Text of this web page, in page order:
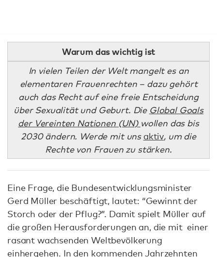
Warum das wichtig ist
In vielen Teilen der Welt mangelt es an
elementaren Frauenrechten – dazu gehört
auch das Recht auf eine freie Entscheidung
über Sexualität und Geburt. Die Global Goals
der Vereinten Nationen (UN) wollen das bis
2030 ändern. Werde mit uns aktiv, um die
Rechte von Frauen zu stärken.
Eine Frage, die Bundesentwicklungsminister
Gerd Müller beschäftigt, lautet: “Gewinnt der
Storch oder der Pflug?”. Damit spielt Müller auf
die großen Herausforderungen an, die mit einer
rasant wachsenden Weltbevölkerung
einhergehen. In den kommenden Jahrzehnten